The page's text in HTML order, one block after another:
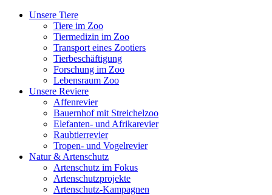
Unsere Tiere
Tiere im Zoo
Tiermedizin im Zoo
Transport eines Zootiers
Tierbeschäftigung
Forschung im Zoo
Lebensraum Zoo
Unsere Reviere
Affenrevier
Bauernhof mit Streichelzoo
Elefanten- und Afrikarevier
Raubtierrevier
Tropen- und Vogelrevier
Natur & Artenschutz
Artenschutz im Fokus
Artenschutzprojekte
Artenschutz-Kampagnen